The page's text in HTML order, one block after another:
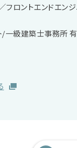
フロントエンドエン
/一級建築士事務所